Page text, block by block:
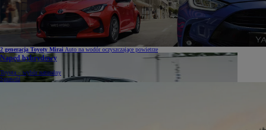
2 generacja Toyoty MiraiAuto na wodór oczyszczające powietrze
Napęd hybrydowy
Toyota – wybór naturalny
Sprawdź